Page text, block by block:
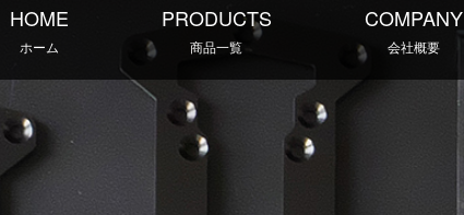
HOME
ホーム
PRODUCTS
商品一覧
COMPANY
会社概要